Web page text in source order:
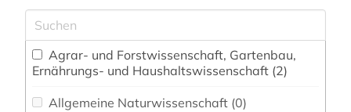
Ernährungs- und Haushaltswissenschaft (2)
Allgemeine Naturwissenschaft (0)